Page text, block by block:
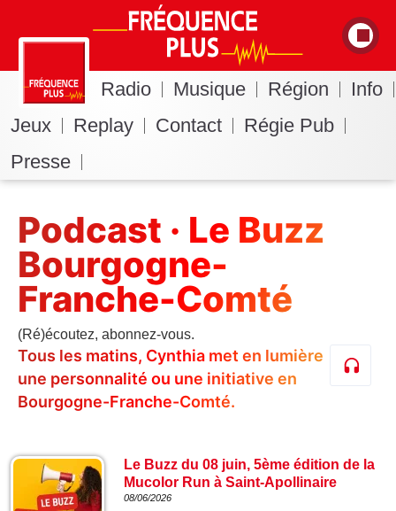
Radio Musique Région
Info
Jeux
Replay Contact
Régie Pub
Presse
Podcast · Le Buzz
Bourgogne-
Franche-Comté
(Ré)écoutez, abonnez-vous.
Tous les matins, Cynthia met en lumière
une personnalité ou une initiative en
Bourgogne-Franche-Comté.
Le Buzz du 08 juin, 5ème édition de la
Mucolor Run à Saint-Apollinaire
08/06/2026